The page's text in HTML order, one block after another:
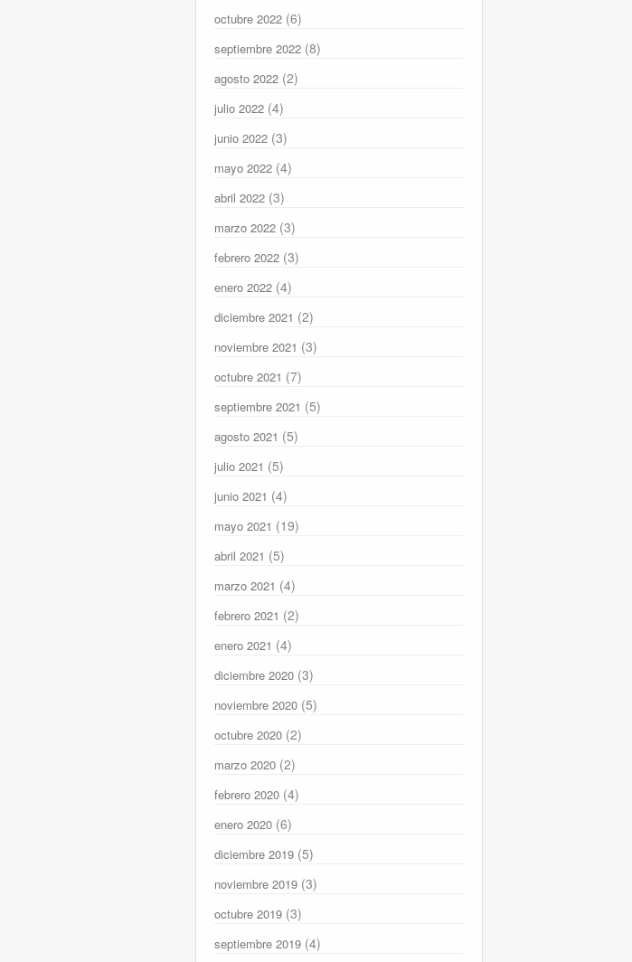
octubre 2022 (6)
septiembre 2022 (8)
agosto 2022 (2)
julio 2022 (4)
junio 2022 (3)
mayo 2022 (4)
abril 2022 (3)
marzo 2022 (3)
febrero 2022 (3)
enero 2022 (4)
diciembre 2021 (2)
noviembre 2021 (3)
octubre 2021 (7)
septiembre 2021 (5)
agosto 2021 (5)
julio 2021 (5)
junio 2021 (4)
mayo 2021 (19)
abril 2021 (5)
marzo 2021 (4)
febrero 2021 (2)
enero 2021 (4)
diciembre 2020 (3)
noviembre 2020 (5)
octubre 2020 (2)
marzo 2020 (2)
febrero 2020 (4)
enero 2020 (6)
diciembre 2019 (5)
noviembre 2019 (3)
octubre 2019 (3)
septiembre 2019 (4)